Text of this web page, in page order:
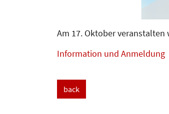
Am 17. Oktober
Information und Anmeldung
back